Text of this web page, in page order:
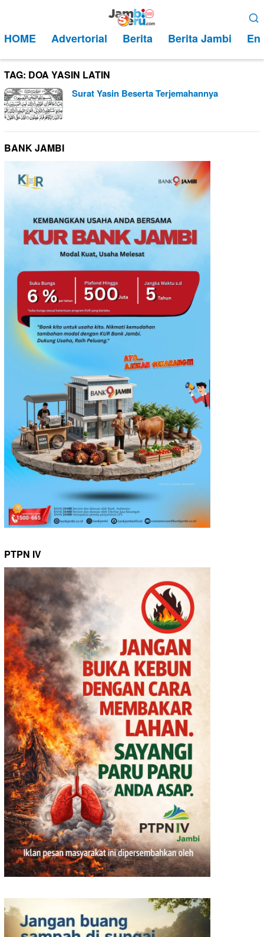
kontenMobile
HOME Advertorial Berita Berita Jambi
TAG: DOA YASIN LATIN
Surat Yasin Beserta Terjemahannya
BANK JAMBI
PTPN IV